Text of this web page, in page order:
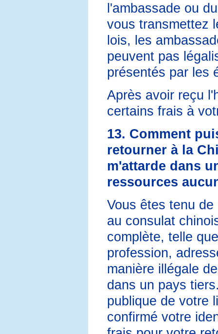
l'ambassade ou
vous transmettez
lois, les
peuvent pas
présentés par les
Après avoir reçu
certains frais à
13. Comment
retourner à la
m'attarde dans
ressources
Vous êtes tenu
au consulat
complète, telle
profession,
manière illégale
dans un pays
publique de votre
confirmé votre